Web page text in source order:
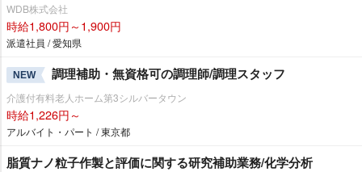
WDB株式会社
時給1,800円～1,900円
派遣社員 / 愛知県
NEW 調理補助・無資格可の調理師/調理スタッフ
介護付有料老人ホーム第3シルバータウン
時給1,226円～
アルバイト・パート / 東京都
脂質ナノ粒子作製と評価に関する研究補助業務/化学分析